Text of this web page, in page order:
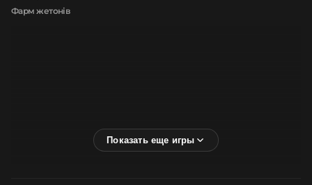
Фарм жетонів